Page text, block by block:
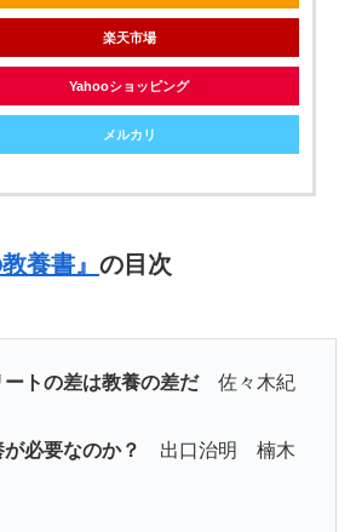
楽天市場
Yahooショッピング
メルカリ
養書』 の目次
トの差は教養の差だ佐々木紀
必要なのか？
出口治明 楠木